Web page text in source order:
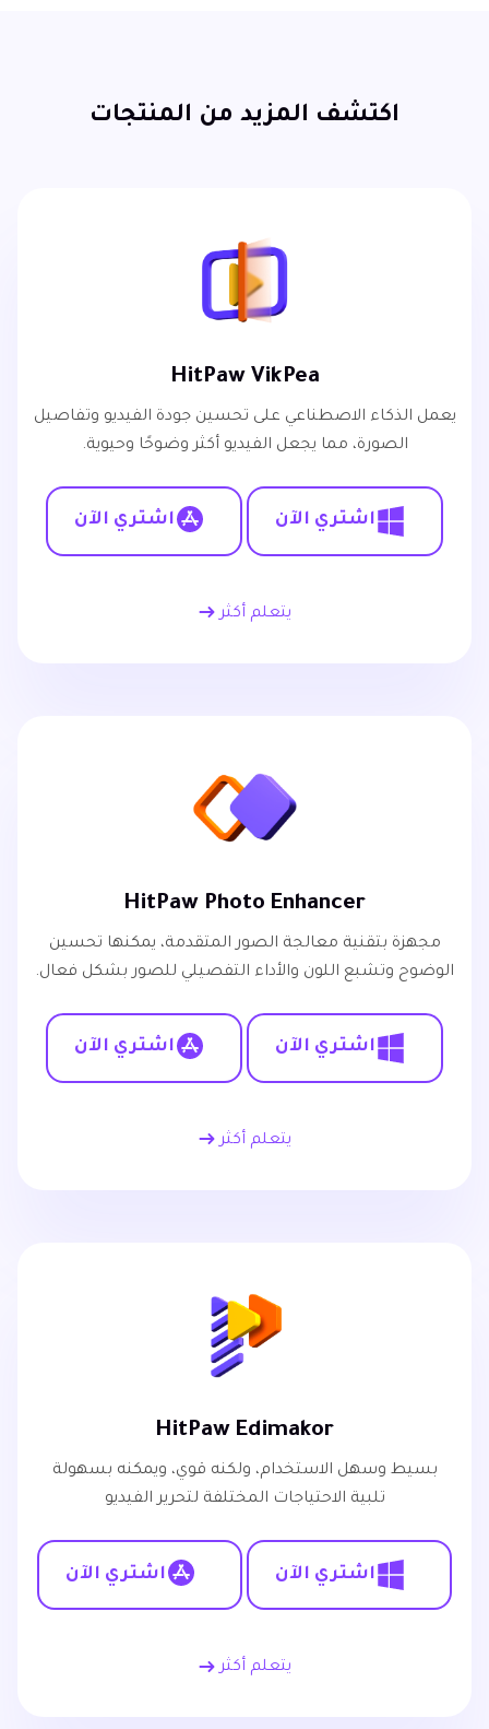
اكتشف المزيد من المنتجات
HitPaw VikPea
يعمل الذكاء الاصطناعي على تحسين جودة الفيديو وتفاصيل
الصورة، مما يجعل الفيديو أكثر وضوحًا وحيوية.
اشتري الآن اشتري الآن
يتعلم أكثر
HitPaw Photo Enhancer
مجهزة بتقنية معالجة الصور المتقدمة، يمكنها تحسين
الوضوح وتشبع اللون والأداء التفصيلي للصور بشكل فعال.
اشتري الآن اشتري الآن
يتعلم أكثر
HitPaw Edimakor
بسيط وسهل الاستخدام، ولكنه قوي، ويمكنه بسهولة
تلبية الاحتياجات المختلفة لتحرير الفيديو
اشتري الآن اشتري الآن
يتعلم أكثر